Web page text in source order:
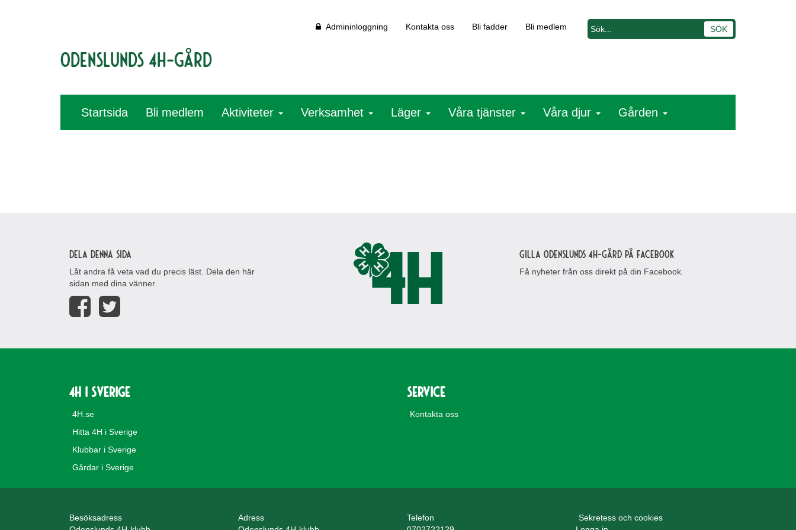
Odenslunds 4H-gård
Admininloggning Kontakta oss Bli fadder Bli medlem
Startsida Bli medlem Aktiviteter Verksamhet Läger Våra tjänster Våra djur Gården
Dela denna sida
Låt andra få veta vad du precis läst. Dela den här
sidan med dina vänner.
Gilla Odenslunds 4H-gård på Facebook
Få nyheter från oss direkt på din Facebook.
4H i Sverige
4H.se
Hitta 4H i Sverige
Klubbar i Sverige
Gårdar i Sverige
Service
Kontakta oss
Besöksadress
Adress
Telefon
Sekretess och cookies